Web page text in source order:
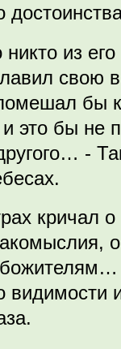
никто из
свою
бы
и это бы не
-
кричал
видимости